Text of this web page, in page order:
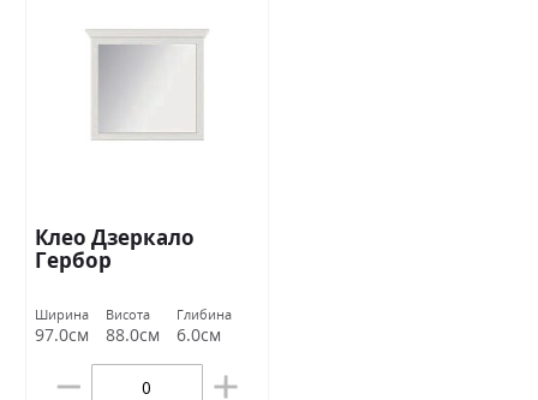
Клео Дзеркало
Гербор
Ширина
97.0см
Висота
88.0см
Глибина
6.0см